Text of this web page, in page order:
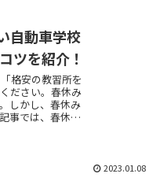
自動車学校
ツを紹介！
格安の教習所を
ださい。春休み
しかし、春休み
事では、春休み
2023.01.08